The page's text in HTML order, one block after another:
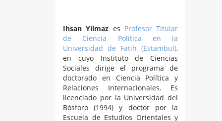
Ihsan Yilmaz es Profesor Titular
de Ciencia Política en la
Universidad de Fatih (Estambul),
en cuyo Instituto de Ciencias
Sociales dirige el programa de
doctorado en Ciencia Política y
Relaciones Internacionales. Es
licenciado por la Universidad del
Bósforo (1994) y doctor por la
Escuela de Estudios Orientales y